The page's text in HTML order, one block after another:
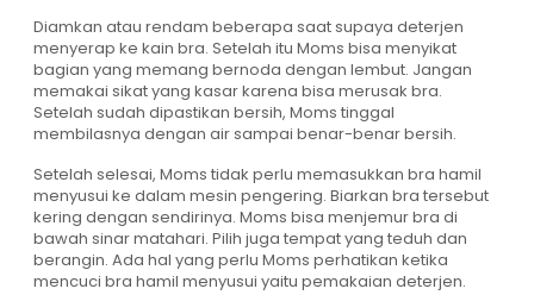
Diamkan atau rendam beberapa saat supaya deterjen
menyerap ke kain bra. Setelah itu Moms bisa menyikat
bagian yang memang bernoda dengan lembut. Jangan
memakai sikat yang kasar karena bisa merusak bra.
Setelah sudah dipastikan bersih, Moms tinggal
membilasnya dengan air sampai benar-benar bersih.
Setelah selesai, Moms tidak perlu memasukkan bra hamil
menyusui ke dalam mesin pengering. Biarkan bra tersebut
kering dengan sendirinya. Moms bisa menjemur bra di
bawah sinar matahari. Pilih juga tempat yang teduh dan
berangin. Ada hal yang perlu Moms perhatikan ketika
mencuci bra hamil menyusui yaitu pemakaian deterjen.